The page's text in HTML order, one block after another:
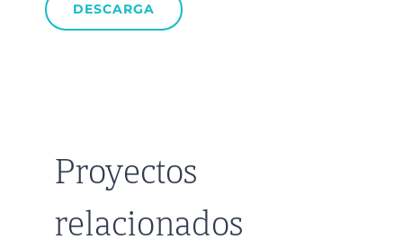
DESCARGA
Proyectos
relacionados